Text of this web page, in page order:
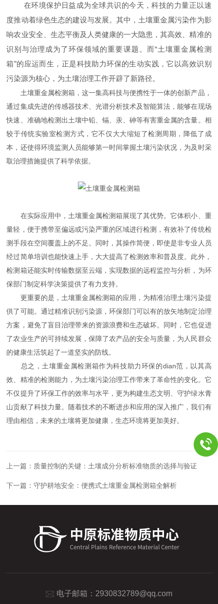
在环境保护日益成为全球共识的今天，科技的力量正以速
度推动着绿色生态的建设与发展。其中，土壤重金属污染作为影
响农业安全、生态平衡及人类健康的一大隐患，其高效、精准的
识别与治理成为了环保领域的重要课题。而“土壤重金属检测
箱”的应运而生，正是科技助力环保的生动实践，它以高效识别
污染源为核心，为土壤治理工作开辟了新路径。
土壤重金属检测箱，这一集高科技与便携性于一体的创新产品，
通过集成先进的传感器技术、光谱分析技术及智能算法，能够在现场
快速、准确地检测出土壤中铅、镉、汞、砷等有害重金属的含量。相
较于传统实验室检测方式，它不仅大大缩短了检测周期，降低了成
本，还使得环境监测人员能够第一时间掌握土壤污染状况，为及时采
取治理措施提供了科学依据。
在实际应用中，土壤重金属检测箱展现了其优势。它体积小、重
量轻，便于携带至偏远或污染严重的区域进行检测，有效补了传统检
测手段在空间覆盖上的不足。同时，其操作简便，即使是非专业人员
经过简单培训也能快速上手，大大提高了检测效率和普及度。此外，
检测箱还能实时传输数据至云端，实现数据的远程监控与分析，为环
保部门制定科学决策提供了有力支持。
更重要的是，土壤重金属检测箱的应用，为精准治理土壤污染提
供了可能。通过精准识别污染源，环保部门可以有的放矢地制定治理
方案，避免了盲目治理带来的资源浪费和生态破坏。同时，它也促进
了农业生产的可持续发展，保障了农产品的安全与质量，为人民群众
的健康生活筑起了一道坚实的防线。
总之，土壤重金属检测箱作为科技助力环保的dian范，以其高
效、精准的检测能力，为土壤污染治理工作带来了革命性的变化。它
不仅提升了环保工作的效率与水平，更为构建生态文明、守护绿水青
山贡献了科技力量。随着技术的不断进步和应用的深入推广，我们有
理由相信，未来的土壤将更加健康，生态环境将更加美好。
上一篇： 质量控制的关键：土壤成分分析标准物质的选择与验证
下一篇：守护耕地安全：便携式土壤重金属检测箱全解析
电子邮箱： 2930832789@qq.com